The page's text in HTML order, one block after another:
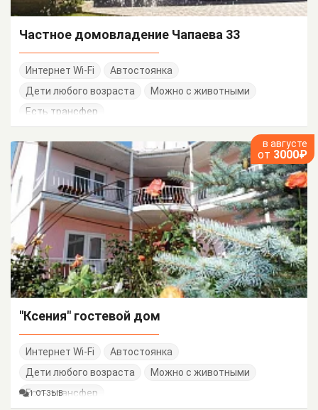
Частное домовладение Чапаева 33
Интернет Wi-Fi
Автостоянка
Дети любого возраста
Можно с животными
Есть трансфер
в августе
от 3000₽
"Ксения" гостевой дом
Интернет Wi-Fi
Автостоянка
Дети любого возраста
Можно с животными
Есть трансфер
1 ОТЗЫВ